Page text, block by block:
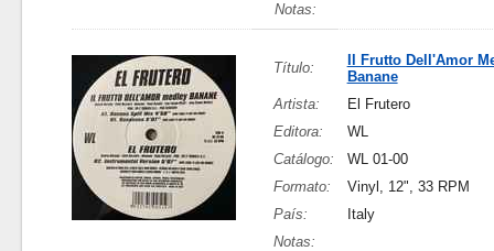
Notas:
Título:
Il Frutto Dell'Amor
Banane
Artista:
El Frutero
Editora:
WL
Catálogo:
WL 01-00
Formato:
Vinyl, 12", 33 RPM
País:
Italy
Notas: